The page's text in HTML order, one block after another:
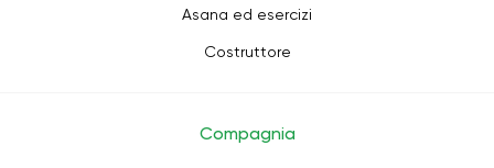
Asana ed esercizi
Costruttore
Compagnia